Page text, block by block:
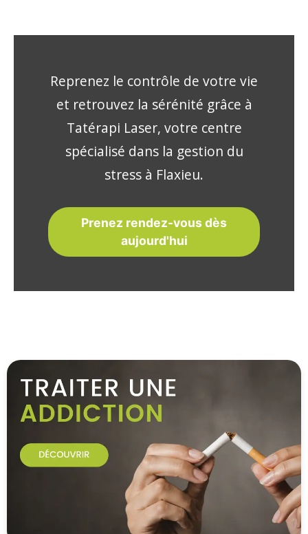
Reprenez le contrôle de votre vie
et retrouvez la sérénité grâce à
Tatérapi Laser, votre centre
spécialisé dans la gestion du
stress à Flaxieu.
Prenez rendez-vous dès
aujourd'hui